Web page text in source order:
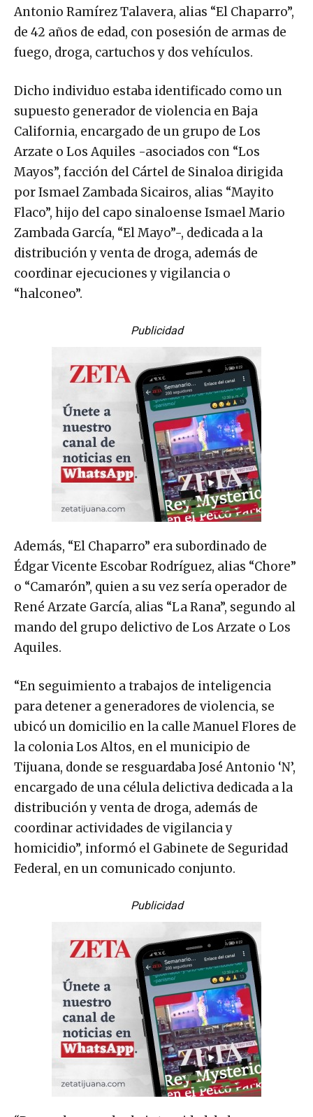
Antonio Ramírez Talavera, alias “El Chaparro”,
de 42 años de edad, con posesión de armas de
fuego, droga, cartuchos y dos vehículos.
Dicho individuo estaba identificado como un
supuesto generador de violencia en Baja
California, encargado de un grupo de Los
Arzate o Los Aquiles -asociados con “Los
Mayos”, facción del Cártel de Sinaloa dirigida
por Ismael Zambada Sicairos, alias “Mayito
Flaco”, hijo del capo sinaloense Ismael Mario
Zambada García, “El Mayo”-, dedicada a la
distribución y venta de droga, además de
coordinar ejecuciones y vigilancia o
“halconeo”.
Publicidad
Además, “El Chaparro” era subordinado de
Édgar Vicente Escobar Rodríguez, alias “Chore”
o “Camarón”, quien a su vez sería operador de
René Arzate García, alias “La Rana”, segundo al
mando del grupo delictivo de Los Arzate o Los
Aquiles.
“En seguimiento a trabajos de inteligencia
para detener a generadores de violencia, se
ubicó un domicilio en la calle Manuel Flores de
la colonia Los Altos, en el municipio de
Tijuana, donde se resguardaba José Antonio ‘N’,
encargado de una célula delictiva dedicada a la
distribución y venta de droga, además de
coordinar actividades de vigilancia y
homicidio”, informó el Gabinete de Seguridad
Federal, en un comunicado conjunto.
Publicidad